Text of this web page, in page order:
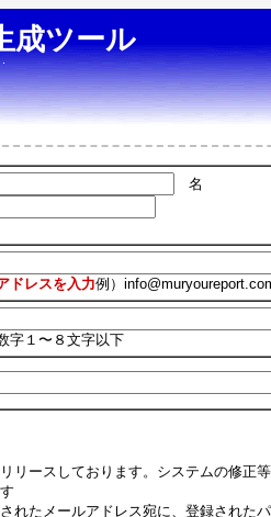
成ツール
名
ドレスを入力例）
字１〜８文字以下
リースしております。システムの修正
れたメールアドレス宛に、登録された